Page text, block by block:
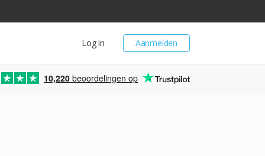
Aanmelden
Log in
10,220 beoordelingen op